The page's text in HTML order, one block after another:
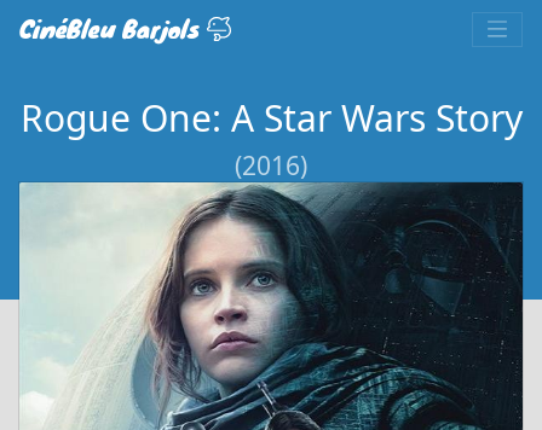
CinéBleu Barjols
Rogue One: A Star Wars Story
(2016)